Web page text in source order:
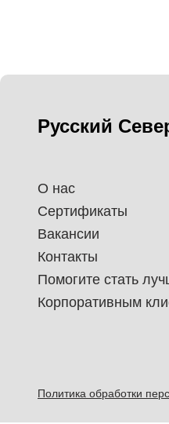
Русский
О нас
Сертификаты
Вакансии
Контакты
Помогите стать
Корпоративным
Политика обработки